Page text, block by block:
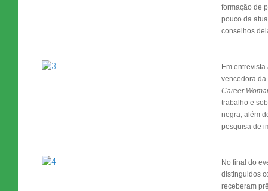
formação de
pouco da
conselhos
Em
vencedora
Career
trabalho e
negra, além
pesquisa de
No final do
distinguidos
receberam